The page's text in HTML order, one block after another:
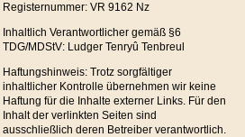
Registernummer: VR 9162 Nz
Inhaltlich Verantwortlicher gemäß §6
TDG/MDStV: Ludger Tenryû Tenbreul
Haftungshinweis: Trotz sorgfältiger
inhaltlicher Kontrolle übernehmen wir keine
Haftung für die Inhalte externer Links. Für den
Inhalt der verlinkten Seiten sind
ausschließlich deren Betreiber verantwortlich.